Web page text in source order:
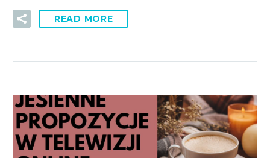
READ MORE